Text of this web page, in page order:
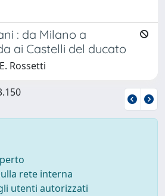
: da Milano a
ai Castelli del ducato
Rossetti
rete interna
utenti autorizzati